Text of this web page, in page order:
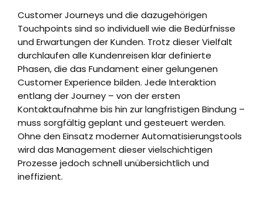
Customer Journeys und die dazugehörigen
Touchpoints sind so individuell wie die Bedürfnisse
und Erwartungen der Kunden. Trotz dieser Vielfalt
durchlaufen alle Kundenreisen klar definierte
Phasen, die das Fundament einer gelungenen
Customer Experience bilden. Jede Interaktion
entlang der Journey – von der ersten
Kontaktaufnahme bis hin zur langfristigen Bindung –
muss sorgfältig geplant und gesteuert werden.
Ohne den Einsatz moderner Automatisierungstools
wird das Management dieser vielschichtigen
Prozesse jedoch schnell unübersichtlich und
ineffizient.